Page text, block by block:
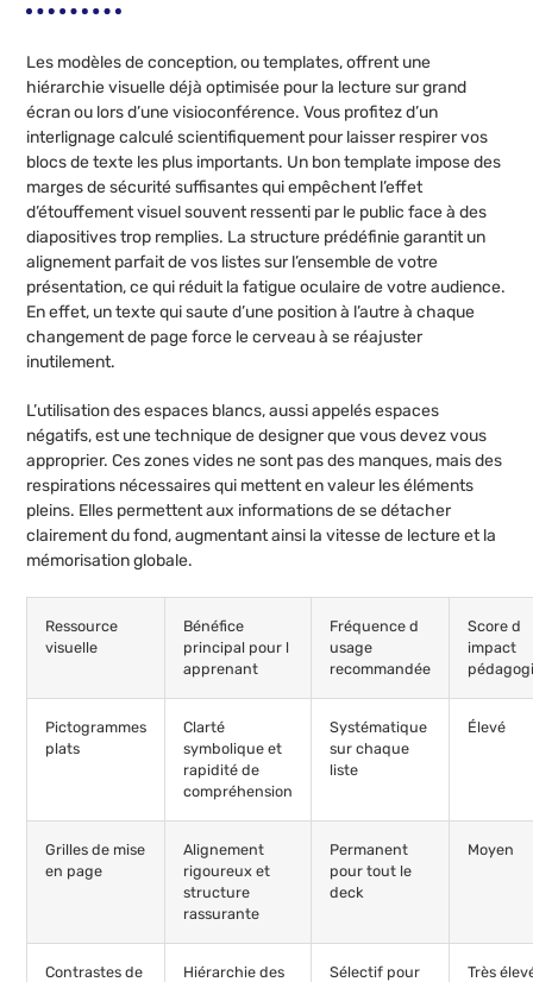
Les modèles de conception, ou templates, offrent une
hiérarchie visuelle déjà optimisée pour la lecture sur grand
écran ou lors d’une visioconférence. Vous profitez d’un
interlignage calculé scientifiquement pour laisser respirer vos
blocs de texte les plus importants. Un bon template impose des
marges de sécurité suffisantes qui empêchent l’effet
d’étouffement visuel souvent ressenti par le public face à des
diapositives trop remplies. La structure prédéfinie garantit un
alignement parfait de vos listes sur l’ensemble de votre
présentation, ce qui réduit la fatigue oculaire de votre audience.
En effet, un texte qui saute d’une position à l’autre à chaque
changement de page force le cerveau à se réajuster
inutilement.
L’utilisation des espaces blancs, aussi appelés espaces
négatifs, est une technique de designer que vous devez vous
approprier. Ces zones vides ne sont pas des manques, mais des
respirations nécessaires qui mettent en valeur les éléments
pleins. Elles permettent aux informations de se détacher
clairement du fond, augmentant ainsi la vitesse de lecture et la
mémorisation globale.
Ressource
visuelle
Bénéfice
principal pour l
apprenant
Fréquence d
usage
recommandée
Score d
impact
Pictogrammes
plats
Clarté
symbolique et
rapidité de
compréhension
Systématique
sur chaque
liste
Élevé
Grilles de mise
en page
Alignement
rigoureux et
structure
rassurante
Permanent
pour tout le
deck
Moyen
Contrastes de
Hiérarchie des
Sélectif pour
Très